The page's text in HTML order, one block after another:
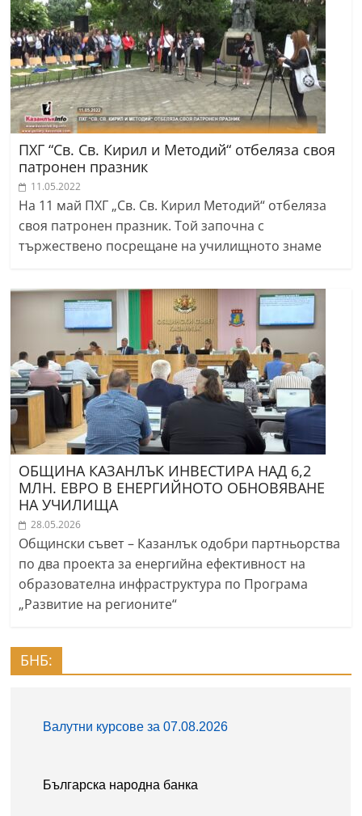
ПХГ “Св. Св. Кирил и Методий“ отбеляза своя
патронен празник
11.05.2022
На 11 май ПХГ „Св. Св. Кирил Методий“ отбеляза
своя патронен празник. Той започна с
тържествено посрещане на училищното знаме
ОБЩИНА КАЗАНЛЪК ИНВЕСТИРА НАД 6,2
МЛН. ЕВРО В ЕНЕРГИЙНОТО ОБНОВЯВАНЕ
НА УЧИЛИЩА
28.05.2026
Общински съвет – Казанлък одобри партньорства
по два проекта за енергийна ефективност на
образователна инфраструктура по Програма
„Развитие на регионите“
БНБ: